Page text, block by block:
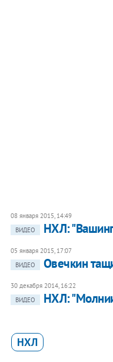
08 января 2015, 14:49
ВИДЕО
НХЛ:
05 января 2015, 17:07
ВИДЕО
Овечкин
30 декабря 2014, 16:22
ВИДЕО
НХЛ:
НХЛ